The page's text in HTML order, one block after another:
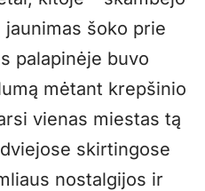
šoko prie
palapinėje buvo
mėtant krepšinio
vienas miestas tą
skirtingose
nostalgijos ir